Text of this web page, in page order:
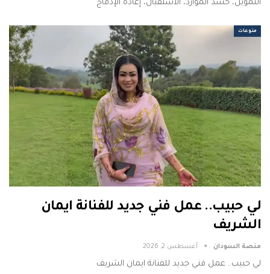
التمويل، حشد الموارد، الاستقبال، إعادة الإدماج
منوعات
لي حبيب.. عمل فني جديد للفنانة ايمان
الشريف
منصة السودان أغسطس 2, 2026
لي حبيب.. عمل فني جديد للفنانة ايمان الشريف